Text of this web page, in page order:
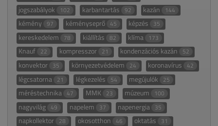
jogszabályok 102 karbantartás 92 kazán 144
kémény 97 kéményseprő 45 képzés 35
kereskedelem 78 kiállítás 82 klíma 173
Knauf 22 kompresszor 21 kondenzációs kazán 52
konvektor 35 környezetvédelem 24 koronavírus 42
légcsatorna 21 légkezelés 54 megújulók 25
méréstechnika 47 MMK 23 múzeum 100
nagyvilág 49 napelem 37 napenergia 35
napkollektor 28 okosotthon 46 oktatás 31